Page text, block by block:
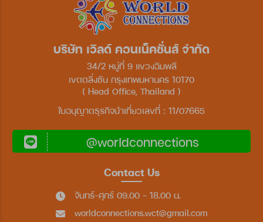
บริษัท เวิลด์ คอนเน็คชั่นส์ จำกัด
34/2 หมู่ที่ 9 แขวงฉิมพลี
เขตตลิ่งชัน กรุงเทพมหานคร 10170
( Head Office, Thailand )
ใบอนุญาตธุรกิจนำเที่ยวเลขที่ : 11/07665
@worldconnections
Contact Us
จันทร์-ศุกร์ 09.00 - 18.00 น.
worldconnections.wct@gmail.com